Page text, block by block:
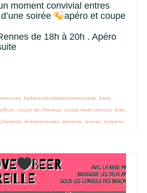
moment convivial entres
soirée
apéro et coupe
de 18h à 20h . Apéro
, beltanemicrobrasserierennaise, biere,
, coupe de cheveux, coupe mulet rennes, drao,
, lesbieronautes, penrose, rennes, torrpenn